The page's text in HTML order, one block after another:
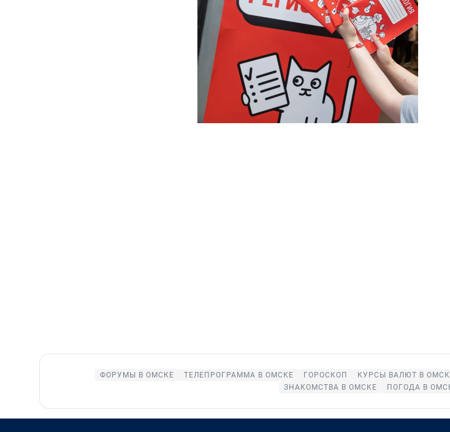
ФОРУМЫ В ОМСКЕ ТЕЛЕПРОГРАММА В ОМСКЕ ГОРОСКОП КУРСЫ ВАЛЮТ В
ЗНАКОМСТВА В ОМСКЕ
ПОГОДА В